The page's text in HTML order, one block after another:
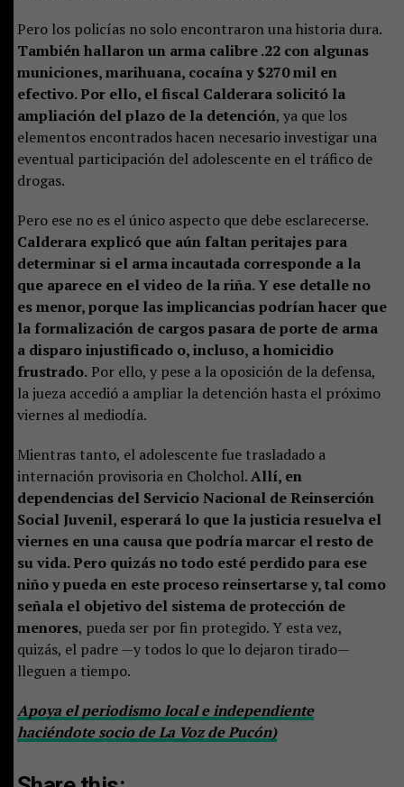
Pero los policías no solo encontraron una historia dura.
También hallaron un arma calibre .22 con algunas
municiones, marihuana, cocaína y $270 mil en
efectivo. Por ello, el fiscal Calderara solicitó la
ampliación del plazo de la detención, ya que los
elementos encontrados hacen necesario investigar una
eventual participación del adolescente en el tráfico de
drogas.
Pero ese no es el único aspecto que debe esclarecerse.
Calderara explicó que aún faltan peritajes para
determinar si el arma incautada corresponde a la
que aparece en el video de la riña. Y ese detalle no
es menor, porque las implicancias podrían hacer que
la formalización de cargos pasara de porte de arma
a disparo injustificado o, incluso, a homicidio
frustrado.Por ello, y pese a la oposición de la defensa,
la jueza accedió a ampliar la detención hasta el próximo
viernes al mediodía.
Mientras tanto, el adolescente fue trasladado a
internación provisoria en Cholchol.Allí, en
dependencias del Servicio Nacional de Reinserción
Social Juvenil, esperará lo que la justicia resuelva el
viernes en una causa que podría marcar el resto de
su vida. Pero quizás no todo esté perdido para ese
niño y pueda en este proceso reinsertarse y, tal como
señala el objetivo del sistema de protección de
menores, pueda ser por fin protegido. Y esta vez,
quizás, el padre —y todos lo que lo dejaron tirado—
lleguen a tiempo.
Apoya el periodismo local e independiente
haciéndote socio de La Voz de Pucón)